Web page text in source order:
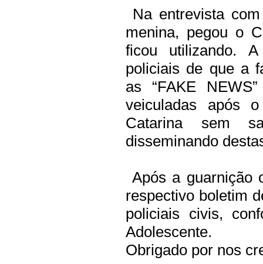
Na entrevista
menina, pegou o
ficou utilizando.
policiais de que a
as “FAKE
veiculadas após
Catarina sem
disseminando
Após a guarnição
respectivo boletim
policiais civis,
Adolescente.
Obrigado por nos